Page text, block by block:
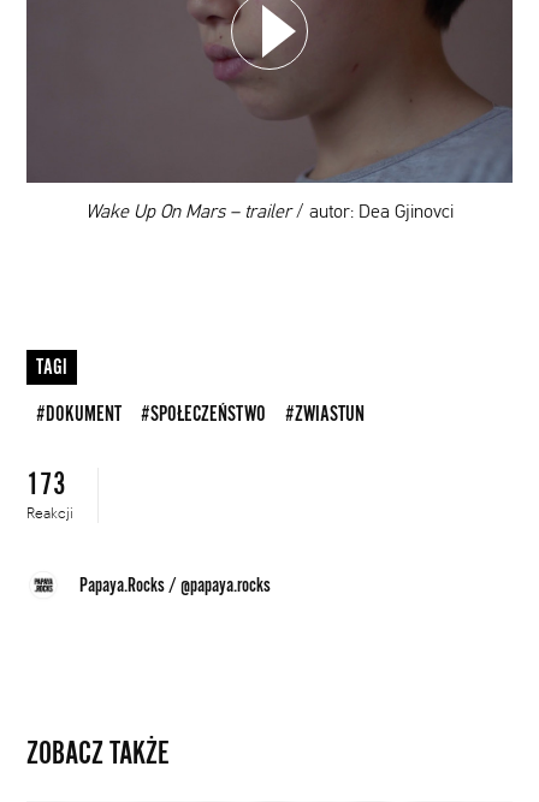
00:00
Wake Up On Mars – trailer/ autor: Dea Gjinovci
DODAJ TEN FILM DO PLAYLISTY
TAGI
#DOKUMENT #SPOŁECZEŃSTWO #ZWIASTUN
173
Reakcji
Papaya.Rocks/@papaya.rocks
ZOBACZ TAKŻE